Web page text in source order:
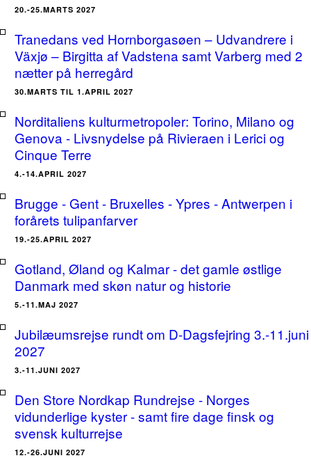
20.-25.MARTS 2027
Tranedans ved Hornborgasøen – Udvandrere i
Växjø – Birgitta af Vadstena samt Varberg med 2
nætter på herregård
30.MARTS TIL 1.APRIL 2027
Norditaliens kulturmetropoler: Torino, Milano og
Genova - Livsnydelse på Rivieraen i Lerici og
Cinque Terre
4.-14.APRIL 2027
Brugge - Gent - Bruxelles - Ypres - Antwerpen i
forårets tulipanfarver
19.-25.APRIL 2027
Gotland, Øland og Kalmar - det gamle østlige
Danmark med skøn natur og historie
5.-11.MAJ 2027
Jubilæumsrejse rundt om D-Dagsfejring 3.-11.juni
2027
3.-11.JUNI 2027
Den Store Nordkap Rundrejse - Norges
vidunderlige kyster - samt fire dage finsk og
svensk kulturrejse
12.-26.JUNI 2027